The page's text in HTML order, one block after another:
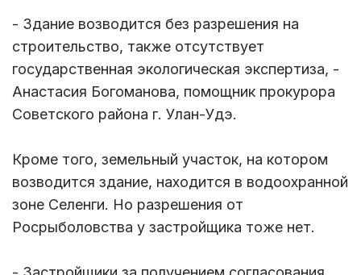
- Здание возводится без разрешения на
строительство, также отсутствует
государственная экологическая экспертиза, -
Анастасия Богоманова, помощник прокурора
Советского района г. Улан-Удэ.
Кроме того, земельный участок, на котором
возводится здание, находится в водоохранной
зоне Селенги. Но разрешения от
Росрыболовства у застройщика тоже нет.